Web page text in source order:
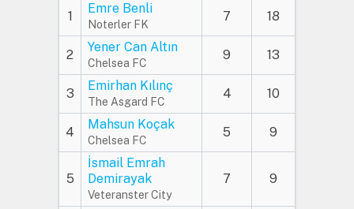
1
Emre Benli
Noterler FK
7 18
2
Yener Can Altın
Chelsea FC
9 13
3
Emirhan Kılınç
The Asgard FC
4 10
4
Mahsun Koçak
Chelsea FC
5 9
5
İsmail Emrah
Demirayak
Veteranster City
7 9